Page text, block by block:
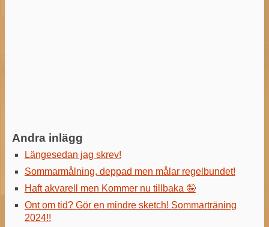
Andra inlägg
Längesedan jag skrev!
Sommarmålning, deppad men målar regelbundet!
Haft akvarell men Kommer nu tillbaka 🤪
Ont om tid? Gör en mindre sketch! Sommarträning
2024!!